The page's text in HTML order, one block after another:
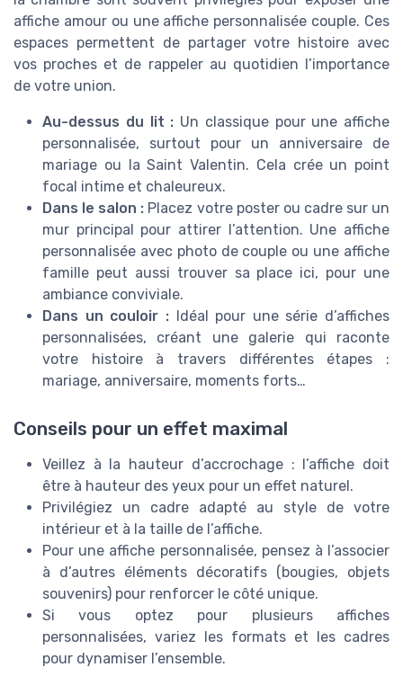
affiche amour ou une affiche personnalisée couple. Ces
espaces permettent de partager votre histoire avec
vos proches et de rappeler au quotidien l’importance
de votre union.
Au-dessus du lit : Un classique pour une affiche
personnalisée, surtout pour un anniversaire de
mariage ou la Saint Valentin. Cela crée un point
focal intime et chaleureux.
Dans le salon : Placez votre poster ou cadre sur un
mur principal pour attirer l’attention. Une affiche
personnalisée avec photo de couple ou une affiche
famille peut aussi trouver sa place ici, pour une
ambiance conviviale.
Dans un couloir :Idéal pour une série d’affiches
personnalisées, créant une galerie qui raconte
votre histoire à travers différentes étapes :
mariage, anniversaire, moments forts…
Conseils pour un effet maximal
Veillez à la hauteur d’accrochage : l’affiche doit
être à hauteur des yeux pour un effet naturel.
Privilégiez un cadre adapté au style de votre
intérieur et à la taille de l’affiche.
Pour une affiche personnalisée, pensez à l’associer
à d’autres éléments décoratifs (bougies, objets
souvenirs) pour renforcer le côté unique.
Si vous optez pour plusieurs affiches
personnalisées, variez les formats et les cadres
pour dynamiser l’ensemble.